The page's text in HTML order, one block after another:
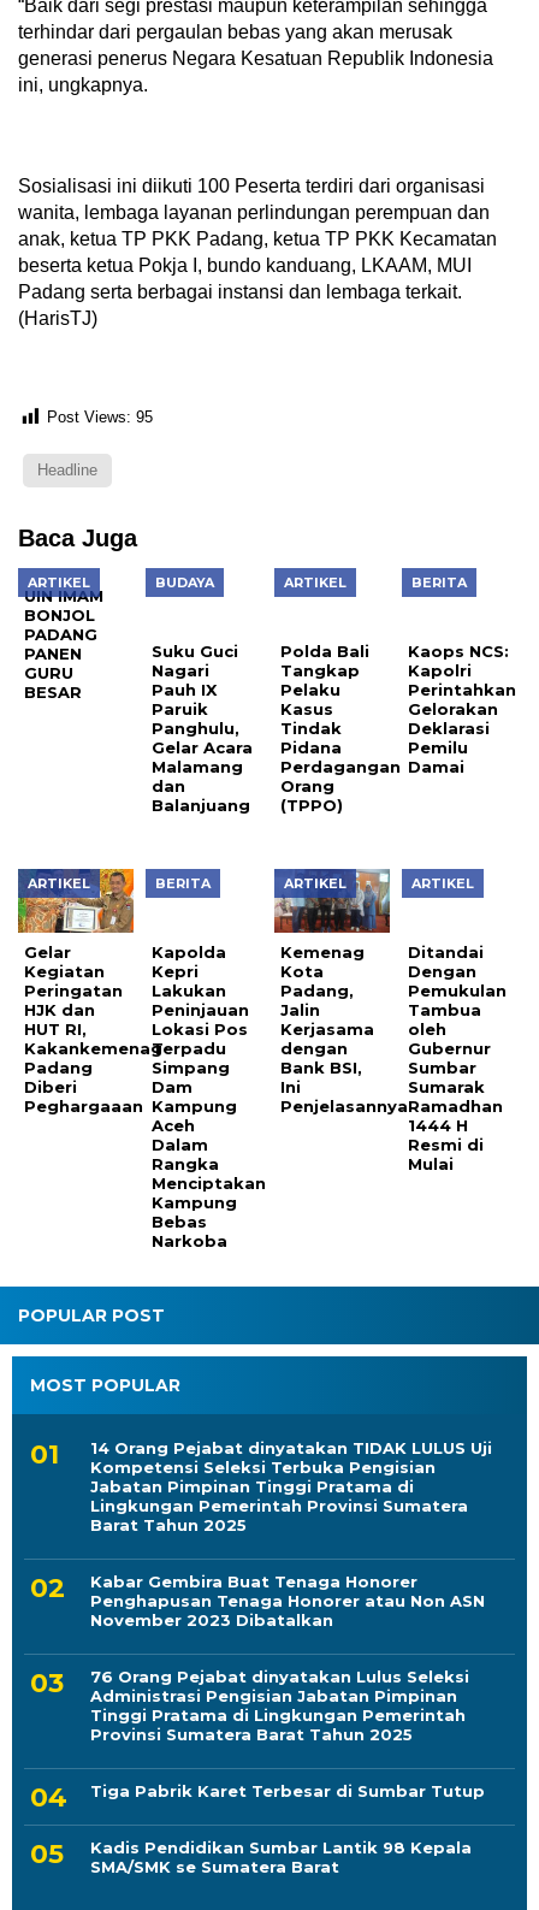
“Baik dari segi prestasi maupun keterampilan sehingga
terhindar dari pergaulan bebas yang akan merusak
generasi penerus Negara Kesatuan Republik Indonesia
ini, ungkapnya.
Sosialisasi ini diikuti 100 Peserta terdiri dari organisasi
wanita, lembaga layanan perlindungan perempuan dan
anak, ketua TP PKK Padang, ketua TP PKK Kecamatan
beserta ketua Pokja I, bundo kanduang, LKAAM, MUI
Padang serta berbagai instansi dan lembaga terkait.
(HarisTJ)
Post Views: 95
Headline
Baca Juga
ARTIKEL
UIN IMAM
BONJOL
PADANG
PANEN
GURU
BESAR
BUDAYA
Suku Guci
Nagari
Pauh IX
Paruik
Panghulu,
Gelar Acara
Malamang
dan
Balanjuang
ARTIKEL
Polda Bali
Kasus
Tindak
Pidana
Perdagangan
Orang
(TPPO)
BERITA
Kaops NCS:
Kapolri
Perintahkan
Gelorakan
Deklarasi
Pemilu
Damai
ARTIKEL
Gelar
Kegiatan
Peringatan
HJK dan
HUT RI,
Kakankemenag
Padang
Diberi
Peghargaaan
BERITA
Kapolda
Kepri
Lakukan
Peninjauan
Lokasi Pos
Terpadu
Simpang
Dam
Kampung
Aceh
Dalam
Rangka
Menciptakan
Kampung
Bebas
Narkoba
ARTIKEL
Kemenag
Kota
Padang,
Jalin
Kerjasama
dengan
Bank BSI,
Ini
Penjelasannya
ARTIKEL
Ditandai
Dengan
Pemukulan
Tambua
oleh
Gubernur
Sumbar
Sumarak
Ramadhan
1444 H
Resmi di
Mulai
POPULAR POST
MOST POPULAR
14 Orang Pejabat dinyatakan TIDAK LULUS Uji
Kompetensi Seleksi Terbuka Pengisian
Jabatan Pimpinan Tinggi Pratama di
Lingkungan Pemerintah Provinsi Sumatera
Barat Tahun 2025
Kabar Gembira Buat Tenaga Honorer
Penghapusan Tenaga Honorer atau Non ASN
November 2023 Dibatalkan
76 Orang Pejabat dinyatakan Lulus Seleksi
Administrasi Pengisian Jabatan Pimpinan
Tinggi Pratama di Lingkungan Pemerintah
Provinsi Sumatera Barat Tahun 2025
Tiga Pabrik Karet Terbesar di Sumbar Tutup
Kadis Pendidikan Sumbar Lantik 98 Kepala
SMA/SMK se Sumatera Barat